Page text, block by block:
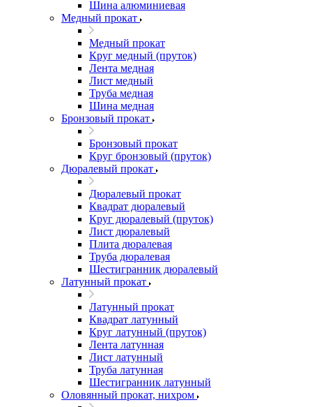
Шина алюминиевая
Медный прокат
Медный прокат
Круг медный (пруток)
Лента медная
Лист медный
Труба медная
Шина медная
Бронзовый прокат
Бронзовый прокат
Круг бронзовый (пруток)
Дюралевый прокат
Дюралевый прокат
Квадрат дюралевый
Круг дюралевый (пруток)
Лист дюралевый
Плита дюралевая
Труба дюралевая
Шестигранник дюралевый
Латунный прокат
Латунный прокат
Квадрат латунный
Круг латунный (пруток)
Лента латунная
Лист латунный
Труба латунная
Шестигранник латунный
Оловянный прокат, нихром